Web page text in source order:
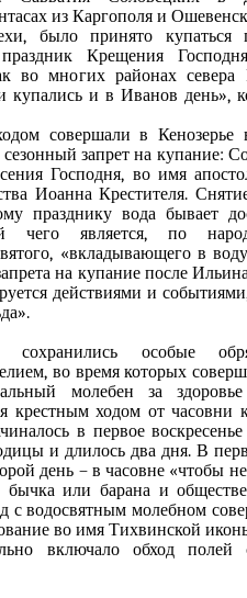
из Каргополя и
было принято купаться
Крещения
во многих районах
купались и в Иванов день»,
совершали в Кенозерье
сезонный запрет на купание:
Господня, во имя
Иоанна Крестителя.
празднику вода бывает
чего является, по
«вкладывающего в
на купание после
действиями и
сохранились особые
во время которых
молебен за здоровье
крестным ходом от часовни
в первое
и длилось два дня. В
день – в часовне «чтобы
бычка или барана и
с водосвятным молебном
во имя Тихвинской
включало обход полей